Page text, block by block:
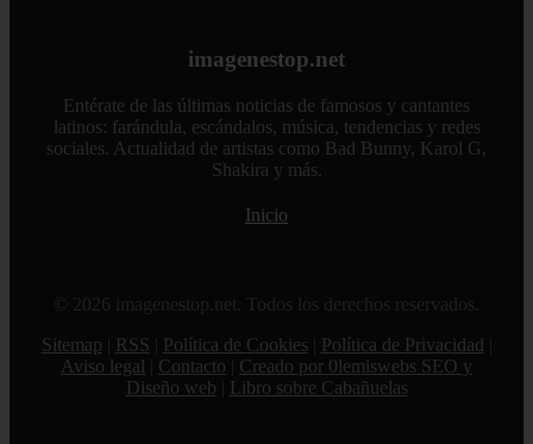
imagenestop.net
Entérate de las últimas noticias de famosos y cantantes
latinos: farándula, escándalos, música, tendencias y redes
sociales. Actualidad de artistas como Bad Bunny, Karol G,
Shakira y más.
Inicio
© 2026 imagenestop.net. Todos los derechos reservados.
Sitemap
RSS Política de Cookies Política de Privacidad
Aviso legal
Contacto
Creado por 0lemiswebs SEO y
Diseño web
Libro sobre Cabañuelas